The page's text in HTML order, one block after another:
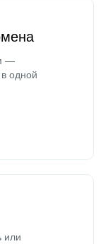
—
одной
или